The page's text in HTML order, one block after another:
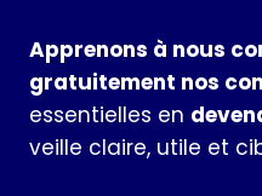
Apprenons à nous
gratuitement nos
essentielles en
veille claire, utile et